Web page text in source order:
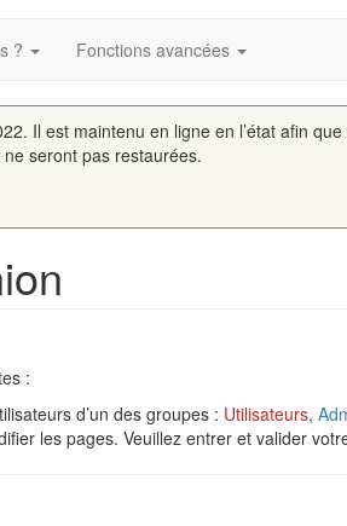
? Fonctions avancées
Il est maintenu en ligne en l’état afin
seront pas restaurées.
:
d’un des groupes : Utilisateurs,
les pages. Veuillez entrer et valider